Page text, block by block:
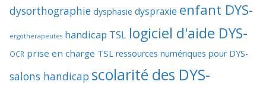
dysorthographie dysphasie dyspraxie enfant DYS-
ergothérapeutes handicap TSL logiciel d'aide DYS-
OCR prise en charge TSL ressources numériques pour DYS-
salons handicap scolarité des DYS-